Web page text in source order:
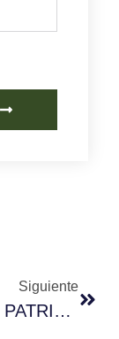
Siguiente
EL CAFÉ, PATRIMONIO INMATERIAL DE LA HUMANIDAD